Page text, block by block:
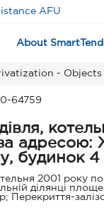
AFU
About
- Objects
64759
адресою:
будинок 4
2001 року
ділянці
Перекриття-
водопровід -